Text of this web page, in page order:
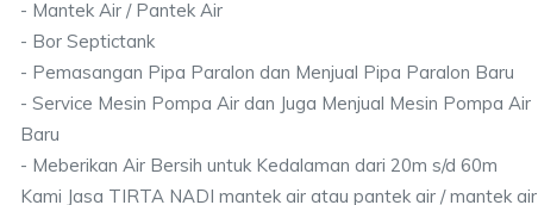
- Mantek Air / Pantek Air
- Bor Septictank
- Pemasangan Pipa Paralon dan Menjual Pipa Paralon Baru
- Service Mesin Pompa Air dan Juga Menjual Mesin Pompa Air
Baru
- Meberikan Air Bersih untuk Kedalaman dari 20m s/d 60m
Kami Jasa TIRTA NADI mantek air atau pantek air / mantek air